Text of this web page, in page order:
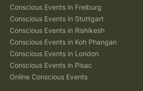
Conscious Events in Freiburg
Conscious Events in Stuttgart
Conscious Events in Rishikesh
Conscious Events in Koh Phangan
Conscious Events in London
Conscious Events in Pisac
Online Conscious Events